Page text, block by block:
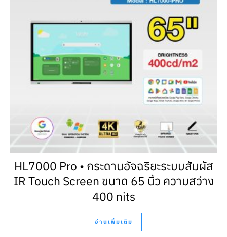
HL7000 Pro • กระดานอัจฉริยะระบบสัมผัส
IR Touch Screen ขนาด 65 นิ้ว ความสว่าง
400 nits
อ่านเพิ่มเติม